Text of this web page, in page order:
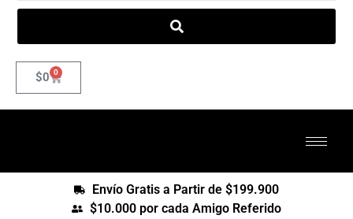
$0 0
Envío Gratis a Partir de $199.900
$10.000 por cada Amigo Referido